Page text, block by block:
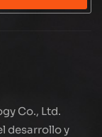
Co., Ltd.
desarrollo y